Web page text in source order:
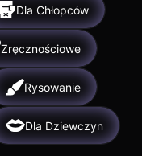
Dla Chłopców
Zręcznościowe
Rysowanie
Dla Dziewczyn